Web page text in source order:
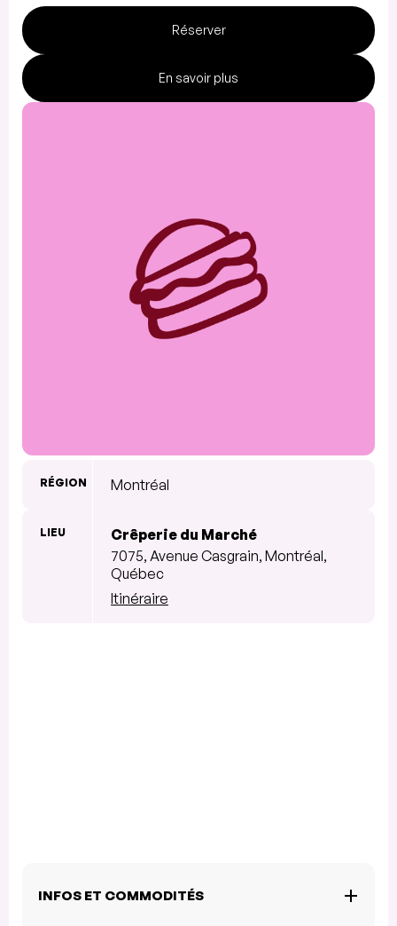
Réserver
En savoir plus
RÉGION Montréal
LIEU
Crêperie du Marché
7075, Avenue Casgrain, Montréal,
Québec
Itinéraire
INFOS ET COMMODITÉS